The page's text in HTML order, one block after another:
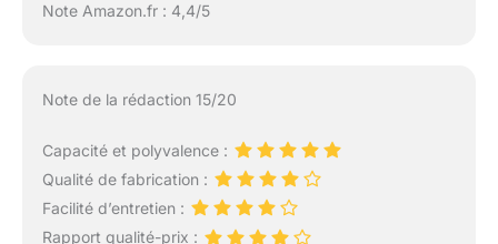
Note Amazon.fr : 4,4/5
Note de la rédaction 15/20
Capacité et polyvalence :
Qualité de fabrication :
Facilité d’entretien :
Rapport qualité-prix :